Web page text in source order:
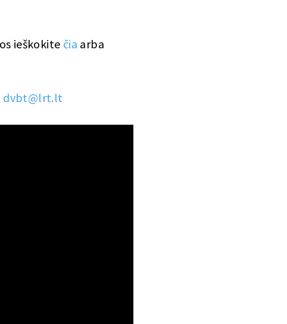
ieškokite čia arba
dvbt@lrt.lt